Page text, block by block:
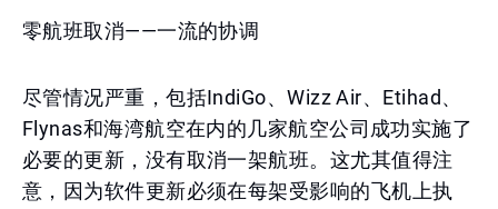
零航班取消——一流的协调
尽管情况严重，包括IndiGo、Wizz Air、Etihad、
Flynas和海湾航空在内的几家航空公司成功实施了
必要的更新，没有取消一架航班。这尤其值得注
意，因为软件更新必须在每架受影响的飞机上执